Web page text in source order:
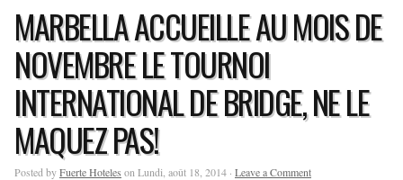
MARBELLA ACCUEILLE AU MOIS DE
NOVEMBRE LE TOURNOI
INTERNATIONAL DE BRIDGE, NE LE
MAQUEZ PAS!
Posted byFuerte Hoteles on Lundi, août 18, 2014 · Leave a Comment